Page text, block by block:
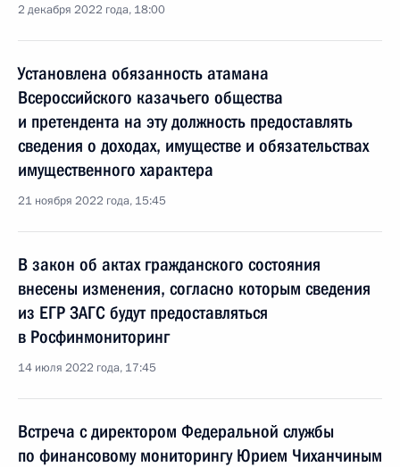
2 декабря 2022 года, 18:00
Установлена обязанность атамана
Всероссийского казачьего общества
и претендента на эту должность предоставлять
сведения о доходах, имуществе и обязательствах
имущественного характера
21 ноября 2022 года, 15:45
В закон об актах гражданского состояния
внесены изменения, согласно которым сведения
из ЕГР ЗАГС будут предоставляться
в Росфинмониторинг
14 июля 2022 года, 17:45
Встреча с директором Федеральной службы
по финансовому мониторингу Юрием Чиханчиным